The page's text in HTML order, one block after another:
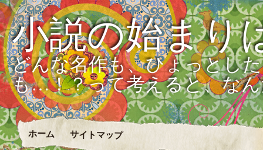
小説の始まり
どんな名作も、ひょっとし
も…！？って考えると、な
ホーム サイトマップ